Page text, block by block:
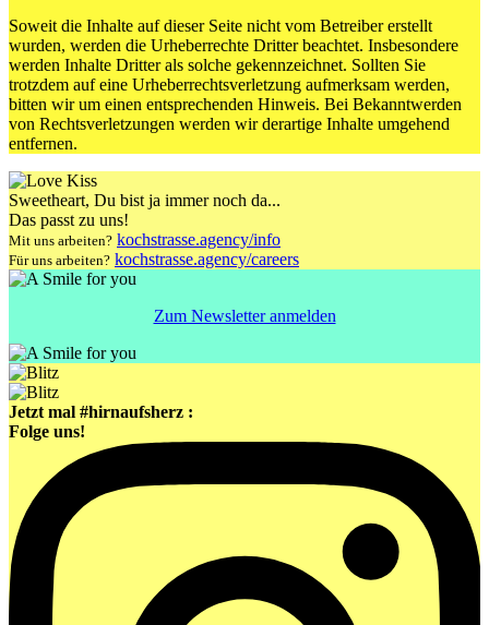
Soweit die Inhalte auf dieser Seite nicht vom Betreiber erstellt
wurden, werden die Urheberrechte Dritter beachtet. Insbesondere
werden Inhalte Dritter als solche gekennzeichnet. Sollten Sie
trotzdem auf eine Urheberrechtsverletzung aufmerksam werden,
bitten wir um einen entsprechenden Hinweis. Bei Bekanntwerden
von Rechtsverletzungen werden wir derartige Inhalte umgehend
entfernen.
Sweetheart, Du bist ja immer noch da...
Das passt zu uns!
Mit uns arbeiten? kochstrasse.agency/info
Für uns arbeiten? kochstrasse.agency/careers
Zum Newsletter anmelden
Jetzt mal #hirnaufsherz :
Folge uns!